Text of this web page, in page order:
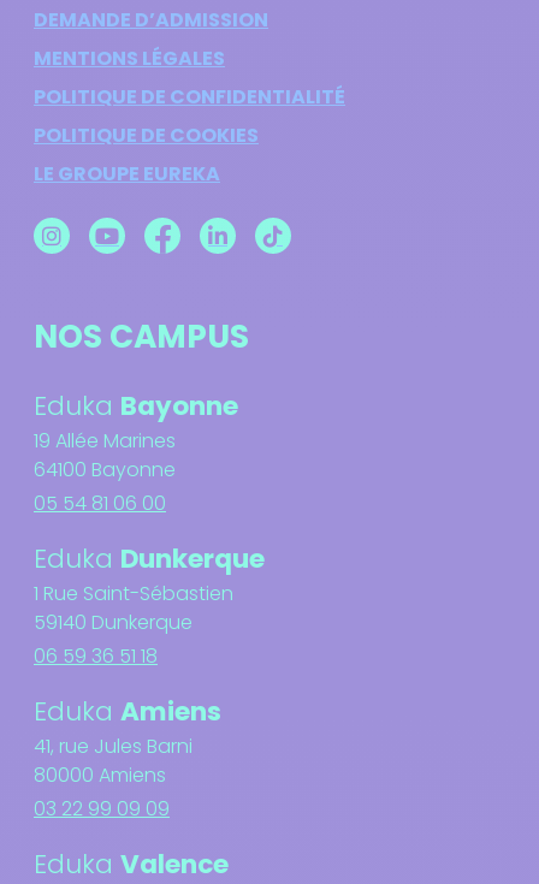
DEMANDE D’ADMISSION
MENTIONS LÉGALES
POLITIQUE DE CONFIDENTIALITÉ
POLITIQUE DE COOKIES
LE GROUPE EUREKA
NOS CAMPUS
Eduka Bayonne
19 Allée Marines
64100 Bayonne
05 54 81 06 00
Eduka Dunkerque
1 Rue Saint-Sébastien
59140 Dunkerque
06 59 36 51 18
Eduka Amiens
41, rue Jules Barni
80000 Amiens
03 22 99 09 09
Eduka Valence